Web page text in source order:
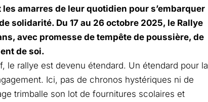
amarres de leur quotidien pour s’embarquer
solidarité. Du 17 au 26 octobre 2025, le Rallye
avec promesse de tempête de poussière, de
de soi.
le rallye est devenu étendard. Un étendard pour la
Ici, pas de chronos hystériques ni de
trimballe son lot de fournitures scolaires et